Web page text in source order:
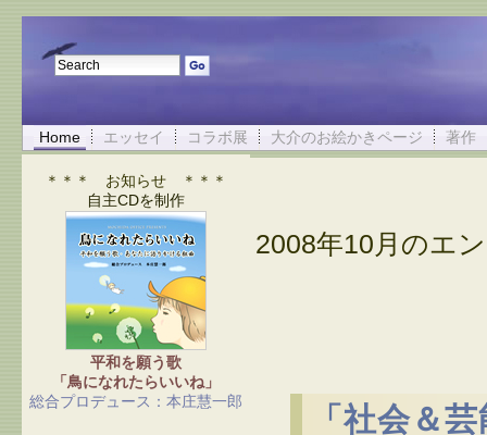
Home エッセイ コラボ展 大介のお絵かきページ 著作
2008年10月のエ
「社会＆
＊＊＊ お知らせ ＊＊＊
自主CDを制作
平和を願う歌
「鳥になれたらいいね」
総合プロデュース：本庄慧一郎